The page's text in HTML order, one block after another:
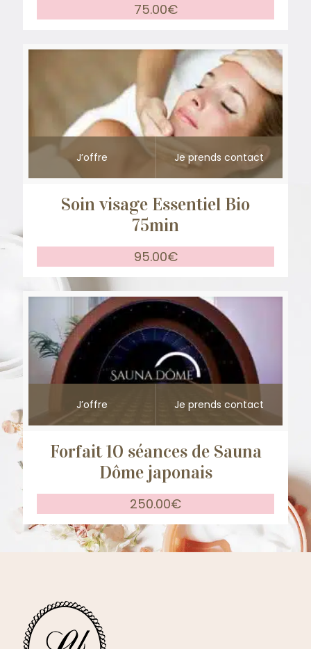
75.00€
J’offre Je prends contact
Soin visage Essentiel Bio
75min
95.00€
J’offre Je prends contact
Forfait 10 séances de Sauna
Dôme japonais
250.00€